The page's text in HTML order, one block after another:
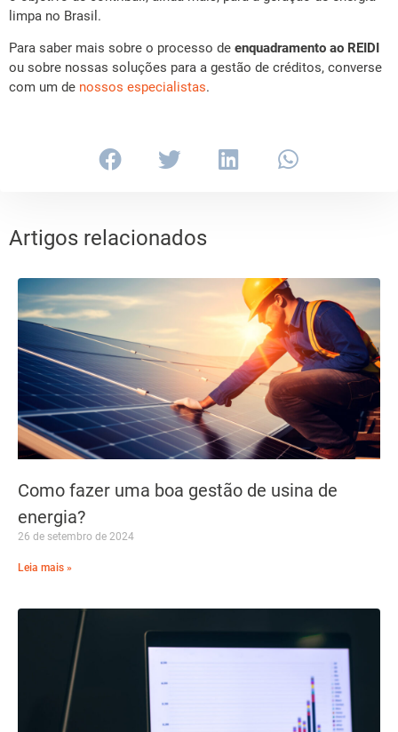
limpa no Brasil.
Para saber mais sobre o processo de enquadramento ao REIDI
ou sobre nossas soluções para a gestão de créditos, converse
com um de nossos especialistas.
Artigos relacionados
Como fazer uma boa gestão de usina de
energia?
26 de setembro de 2024
Leia mais »